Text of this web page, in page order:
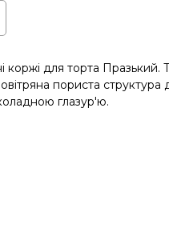
коржі для торта Празький.
пориста
глазур'ю.